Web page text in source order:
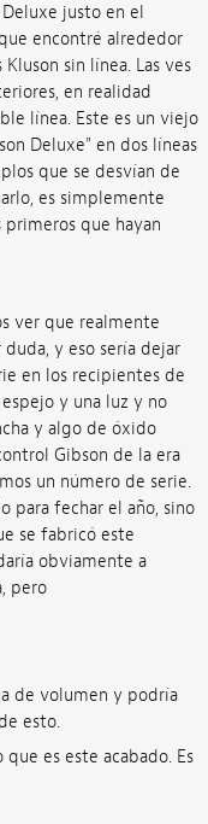
justo en el
encontré alrededor
sin línea. Las ves
en realidad
línea. Este es un viejo
Deluxe" en dos líneas
que se desvían de
es simplemente
que hayan
ver que realmente
y eso sería dejar
en los recipientes de
y una luz y no
y algo de óxido
Gibson de la era
un número de serie.
para fechar el año, sino
se fabricó este
obviamente a
pero
de volumen y podría
esto.
es este acabado. Es